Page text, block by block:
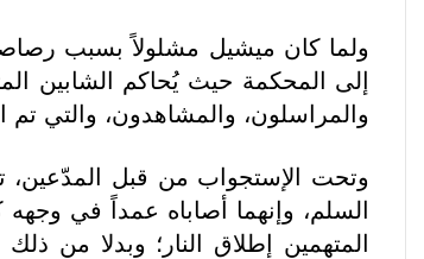
ولما كان ميشيل مشلولاً بسبب
إلى المحكمة حيث يُحاكم الشابين
والمراسلون، والمشاهدون، والتي
وتحت الإستجواب من قبل
السلم، وإنهما أصاباه عمداً في
المتهمين إطلاق النار؛ وبدلا من